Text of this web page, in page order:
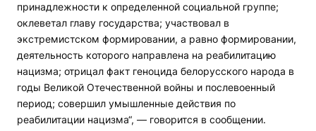
принадлежности к определенной социальной группе;
оклеветал главу государства; участвовал в
экстремистском формировании, а равно формировании,
деятельность которого направлена на реабилитацию
нацизма; отрицал факт геноцида белорусского народа в
годы Великой Отечественной войны и послевоенный
период; совершил умышленные действия по
реабилитации нацизма“, — говорится в сообщении.